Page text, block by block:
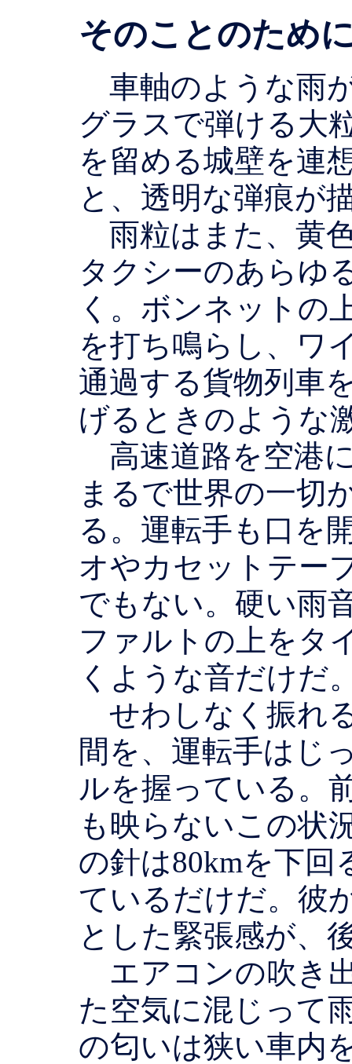
そのことのため
車軸のような雨
グラスで弾ける大
を留める城壁を連
と、透明な弾痕が
雨粒はまた、黄
タクシーのあらゆ
く。ボンネットの
を打ち鳴らし、ワ
通過する貨物列車
げるときのような
高速道路を空港
まるで世界の一切
る。運転手も口を
オやカセットテー
でもない。硬い雨
ファルトの上をタ
くような音だけだ
せわしなく振れ
間を、運転手はじ
ルを握っている。
も映らないこの状
の針は80kmを下
ているだけだ。彼
とした緊張感が、
エアコンの吹き
た空気に混じって
の匂いは狭い車内